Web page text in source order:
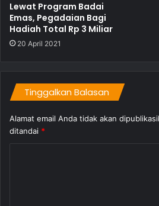
Lewat Program Badai
Emas, Pegadaian Bagi
Hadiah Total Rp 3 Miliar
20 April 2021
Tinggalkan Balasan
Alamat email Anda tidak akan
ditandai *